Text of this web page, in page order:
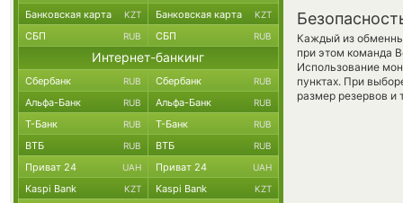
Каждый из
при этом команда
Использование
пунктах. При
размер резервов и
Банковская карта KZT Банковская карта KZT
СБП RUB СБП RUB
Интернет-банкинг
Сбербанк RUB Сбербанк RUB
Альфа-Банк RUB Альфа-Банк RUB
Т-Банк RUB Т-Банк RUB
ВТБ RUB ВТБ RUB
Приват 24 UAH Приват 24 UAH
Kaspi Bank KZT Kaspi Bank KZT